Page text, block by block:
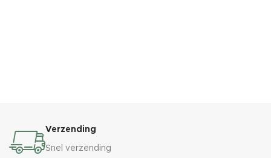
Verzending
Snel verzending